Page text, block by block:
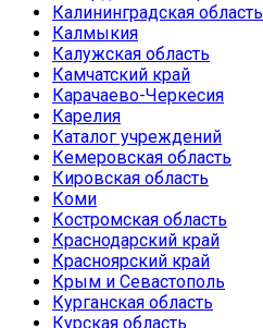
Калининградская область
Калмыкия
Калужская область
Камчатский край
Карачаево-Черкесия
Карелия
Каталог учреждений
Кемеровская область
Кировская область
Коми
Костромская область
Краснодарский край
Красноярский край
Крым и Севастополь
Курганская область
Курская область